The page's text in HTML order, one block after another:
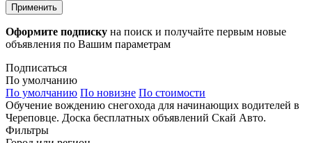
Применить
Оформите подписку на поиск и получайте первым новые
объявления по Вашим параметрам
Подписаться
По умолчанию
По умолчанию По новизне По стоимости
Обучение вождению снегохода для начинающих водителей в
Череповце. Доска бесплатных объявлений Скай Авто.
Фильтры